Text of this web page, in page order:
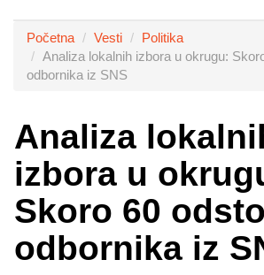
Početna Vesti
Politika
Analiza lokalnih izbora u okrugu:
odbornika iz SNS
Analiza
izbora u
Skoro 60 odsto
odbornika iz